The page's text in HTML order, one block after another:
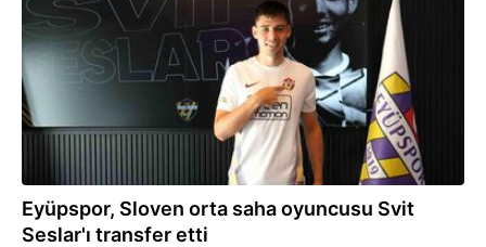
Eyüpspor, Sloven orta saha oyuncusu Svit
Seslar'ı transfer etti